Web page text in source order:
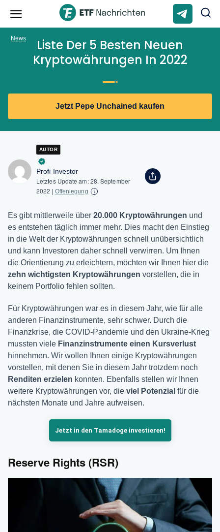
Liste Der 5 Besten Neuen
Kryptowährungen In 2022
Jetzt Pepe Unchained kaufen
News
AUTOR
Profi Investor
Letztes Update am:28. September
2022 | Offenlegung
Es gibt mittlerweile über 20.000 Kryptowährungen und
es entstehen täglich immer mehr. Dies macht den Einstieg
in die Welt der Kryptowährungen schnell unübersichtlich
und kann Investoren daher schnell verwirren. Um Ihnen
die Orientierung zu erleichtern, möchten wir Ihnen hier die
zehn wichtigsten Kryptowährungen vorstellen, die in
keinem Portfolio fehlen sollten.
Für Kryptowährungen war es in diesem Jahr, wie für alle
anderen Finanzinstrumente, sehr schwer. Durch die
Finanzkrise, die COVID-Pandemie und den Ukraine-Krieg
mussten viele Finanzinstrumente einen Kursverlust
hinnehmen. Wir wollen Ihnen einige Kryptowährungen
vorstellen, mit denen Sie in diesem Jahr trotzdem noch
Renditen erzielen konnten. Ebenfalls stellen wir Ihnen
weitere Kryptowährungen vor, die viel Potenzial für die
nächsten Monate und Jahre aufweisen.
Jetzt in den Tamadoge investieren!
Reserve Rights (RSR)